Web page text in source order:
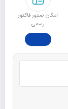
امکان صدور فاکتور
رسمی